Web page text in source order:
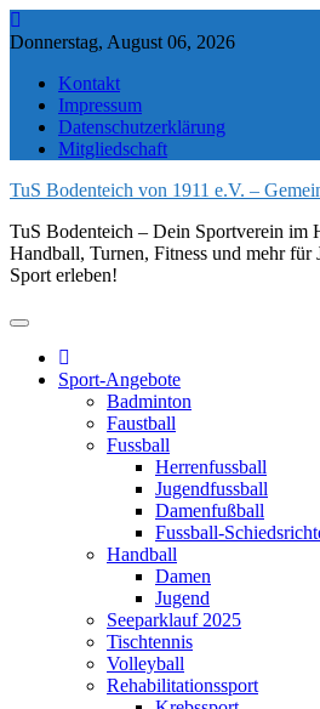
Skip
to
Donnerstag, August 06, 2026
Kontakt
Impressum
Datenschutzerklärung
Mitgliedschaft
TuS Bodenteich von 1911 e.V. –
TuS Bodenteich – Dein Sportverein im
Handball, Turnen, Fitness und mehr für
Sport erleben!
Sport-Angebote
Badminton
Faustball
Fussball
Herrenfussball
Jugendfussball
Damenfußball
Fussball-
Handball
Damen
Jugend
Seeparklauf 2025
Tischtennis
Volleyball
Rehabilitationssport